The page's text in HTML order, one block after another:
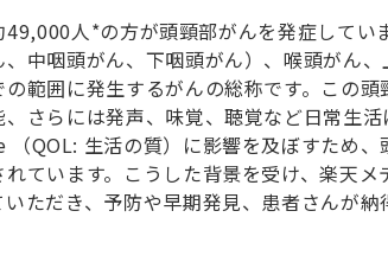
49,000人*の方が頭頸部がんを発症してい
中咽頭がん、下咽頭がん）、喉頭がん、
の範囲に発生するがんの総称です。この
、さらには発声、味覚、聴覚など日常生
QOL: 生活の質）に影響を及ぼすため
ています。こうした背景を受け、楽天
いただき、予防や早期発見、患者さんが